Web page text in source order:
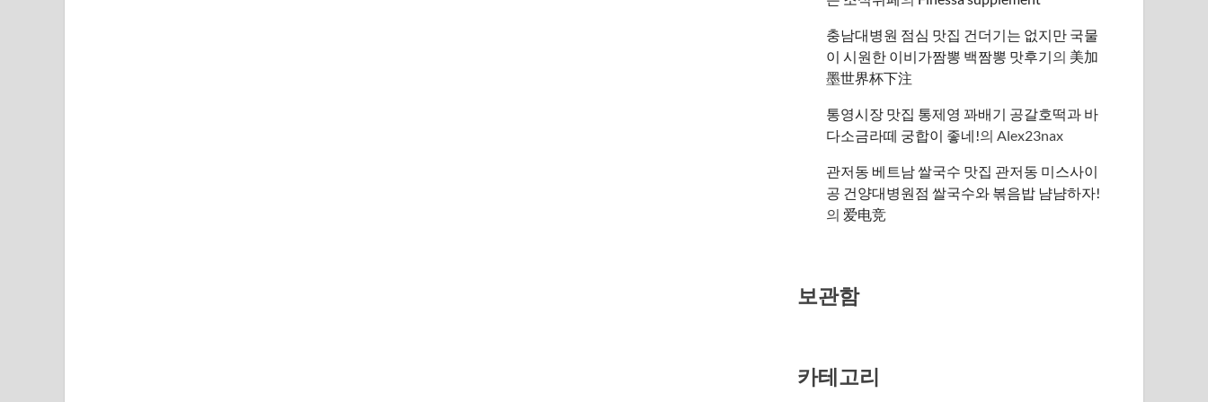
충남대병원 점심 맛집 건더기는 없지만 국물
이 시원한 이비가짬뽕 백짬뽕 맛후기의 美加
墨世界杯下注
통영시장 맛집 통제영 꽈배기 공갈호떡과 바
다소금라떼 궁합이 좋네!의Alex23nax
관저동 베트남 쌀국수 맛집 관저동 미스사이
공 건양대병원점 쌀국수와 볶음밥 냠냠하자!
의 爱电竞
보관함
카테고리